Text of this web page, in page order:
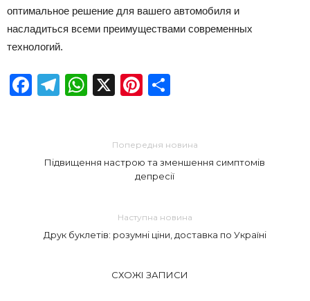
оптимальное решение для вашего автомобиля и
насладиться всеми преимуществами современных
технологий.
Facebook
Telegram
WhatsApp
X Pinterest
Попередня новина
Підвищення настрою та зменшення симптомів
депресії
Наступна новина
Друк буклетів: розумні ціни, доставка по Україні
СХОЖІ ЗАПИСИ